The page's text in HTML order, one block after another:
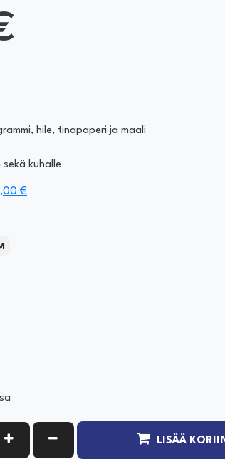
hile, tinapaperi ja maali
sekä kuhalle
€
KASVATA MÄÄRÄÄ
VÄHENNÄ MÄÄRÄÄ LISÄÄ